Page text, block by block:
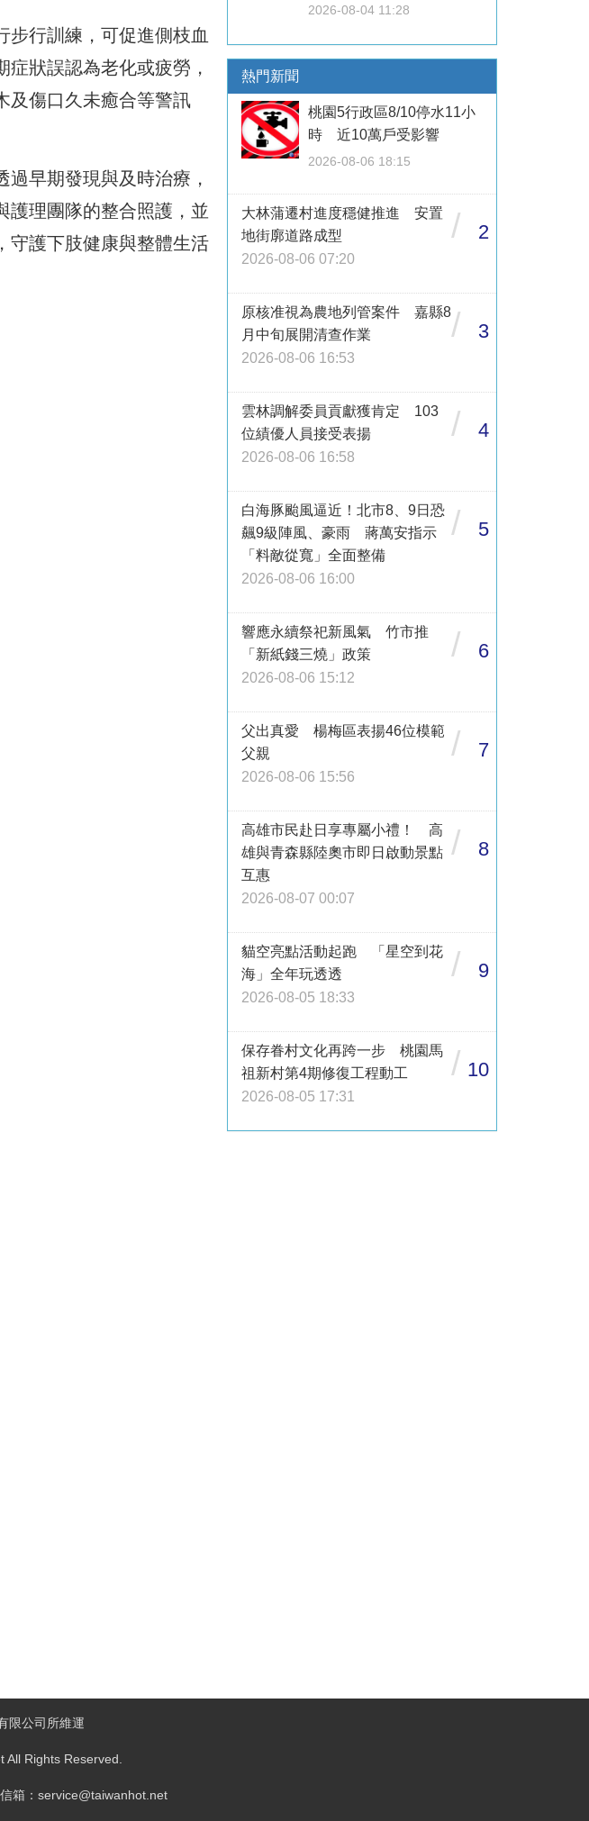
步行訓練，可促進側枝血
狀誤認為老化或疲勞，
及傷口久未癒合等警訊
早期發現與及時治療，
護理團隊的整合照護，並
守護下肢健康與整體生活
2026-08-04 11:28
熱門新聞
桃園5行政區8/10停水11小
時 近10萬戶受影響
2026-08-06 18:15
大林蒲遷村進度穩健推進 安置
地街廓道路成型
2026-08-06 07:20
/ 2
原核准視為農地列管案件 嘉縣8
月中旬展開清查作業
2026-08-06 16:53
/ 3
雲林調解委員貢獻獲肯定 103
位績優人員接受表揚
2026-08-06 16:58
/ 4
白海豚颱風逼近！北市8、9日恐
飆9級陣風、豪雨 蔣萬安指示
「料敵從寬」全面整備
2026-08-06 16:00
/ 5
響應永續祭祀新風氣 竹市推
「新紙錢三燒」政策
2026-08-06 15:12
/ 6
父出真愛 楊梅區表揚46位模範
父親
2026-08-06 15:56
/ 7
高雄市民赴日享專屬小禮！ 高
雄與青森縣陸奧市即日啟動景點
互惠
2026-08-07 00:07
/ 8
貓空亮點活動起跑 「星空到花
海」全年玩透透
2026-08-05 18:33
/ 9
保存眷村文化再跨一步 桃園馬
祖新村第4期修復工程動工
2026-08-05 17:31
/ 10
限公司所維運
Rights Reserved.
箱：service@taiwanhot.net